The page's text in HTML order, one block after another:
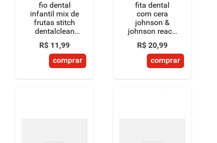
fio dental
infantil mix de
frutas stitch
dentalclean
20m
R$ 11,99
comprar
fita dental
com cera
johnson &
johnson reach
expansion
plus 50m
R$ 20,99
comprar